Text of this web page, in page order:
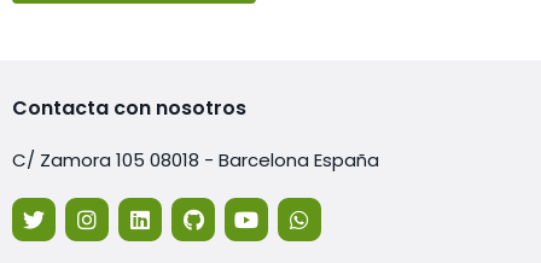
Contacta con nosotros
C/ Zamora 105 08018 - Barcelona España